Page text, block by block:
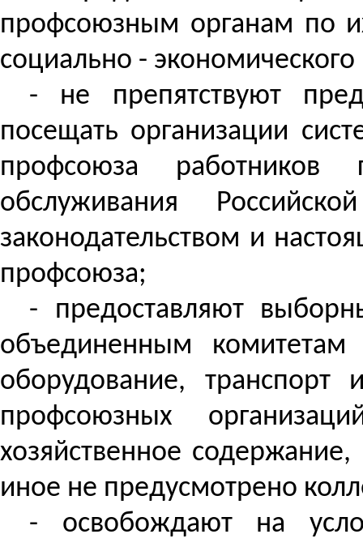
профсоюзным органам по
социально -
- не препятствуют
посещать организации
профсоюза работников
обслуживания
законодательством и
профсоюза;
- предоставляют
объединенным комитетам
оборудование, транспорт
профсоюзных
хозяйственное
иное не предусмотрено
- освобождают на